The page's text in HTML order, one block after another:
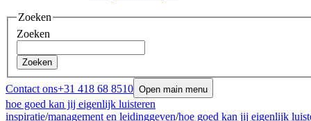
Zoeken
Zoeken
Zoeken
Contact ons+31 418 68 8510 Open main menu
hoe goed kan jij eigenlijk luisteren
inspiratie/management en leidinggeven/hoe goed kan jij eigenlijk